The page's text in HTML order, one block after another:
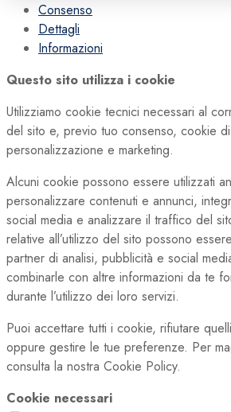
Consenso
Dettagli
Informazioni
Questo sito utilizza i cookie
Utilizziamo cookie tecnici necessari al
del sito e, previo tuo consenso, cookie
personalizzazione e marketing.
Alcuni cookie possono essere utilizzati
personalizzare contenuti e annunci,
social media e analizzare il traffico del
relative all’utilizzo del sito possono
partner di analisi, pubblicità e social
combinarle con altre informazioni da te
durante l’utilizzo dei loro servizi.
Puoi accettare tutti i cookie, rifiutare
oppure gestire le tue preferenze. Per
consulta la nostra Cookie Policy.
Cookie necessari